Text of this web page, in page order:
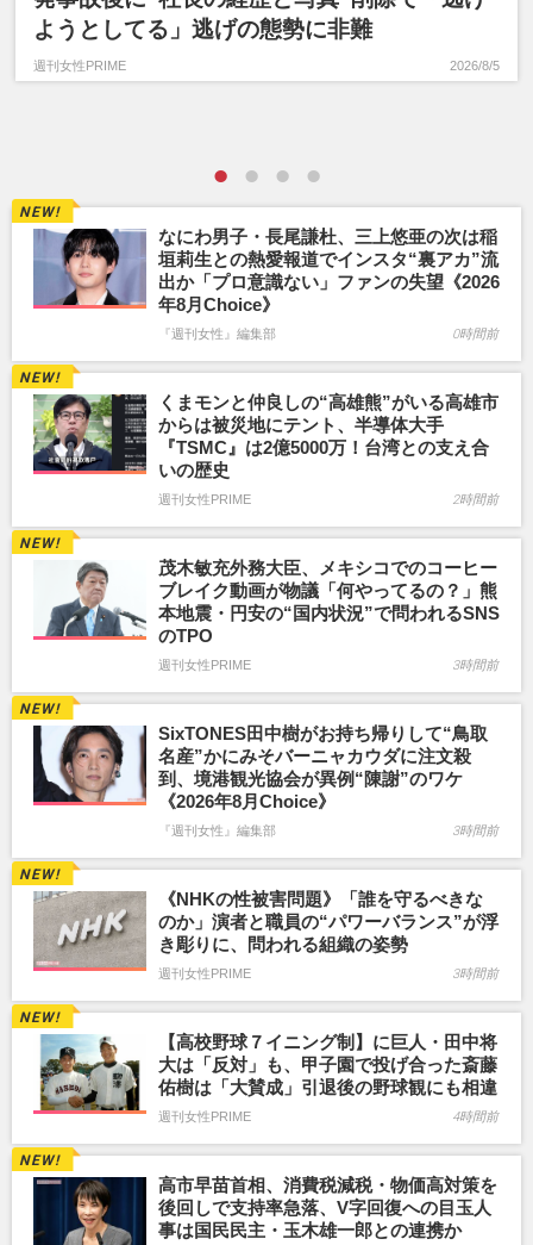
ようとしてる」逃げの態勢に非難
週刊女性PRIME 2026/8/5
なにわ男子・長尾謙杜、三上悠亜の次は稲
垣莉生との熱愛報道でインスタ“裏アカ”流
出か「プロ意識ない」ファンの失望《2026
年8月Choice》
『週刊女性』編集部 0時間前
くまモンと仲良しの“高雄熊”がいる高雄市
からは被災地にテント、半導体大手
『TSMC』は2億5000万！台湾との支え合
いの歴史
週刊女性PRIME 2時間前
茂木敏充外務大臣、メキシコでのコーヒー
ブレイク動画が物議「何やってるの？」熊
本地震・円安の“国内状況”で問われるSNS
のTPO
週刊女性PRIME 3時間前
SixTONES田中樹がお持ち帰りして“鳥取
名産”かにみそバーニャカウダに注文殺
到、境港観光協会が異例“陳謝”のワケ
《2026年8月Choice》
『週刊女性』編集部 3時間前
《NHKの性被害問題》「誰を守るべきな
のか」演者と職員の“パワーバランス”が浮
き彫りに、問われる組織の姿勢
週刊女性PRIME 3時間前
【高校野球７イニング制】に巨人・田中将
大は「反対」も、甲子園で投げ合った斎藤
佑樹は「大賛成」引退後の野球観にも相違
週刊女性PRIME 4時間前
高市早苗首相、消費税減税・物価高対策を
後回しで支持率急落、V字回復への目玉人
事は国民民主・玉木雄一郎との連携か